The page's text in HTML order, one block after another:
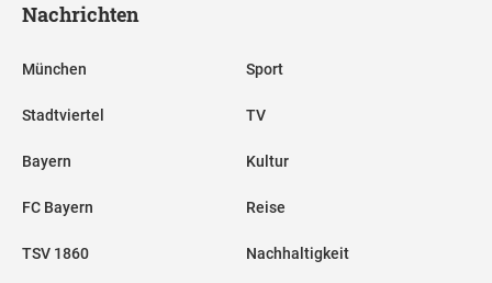
Nachrichten
München
Stadtviertel
Bayern
FC Bayern
TSV 1860
Sport
TV
Kultur
Reise
Nachhaltigkeit